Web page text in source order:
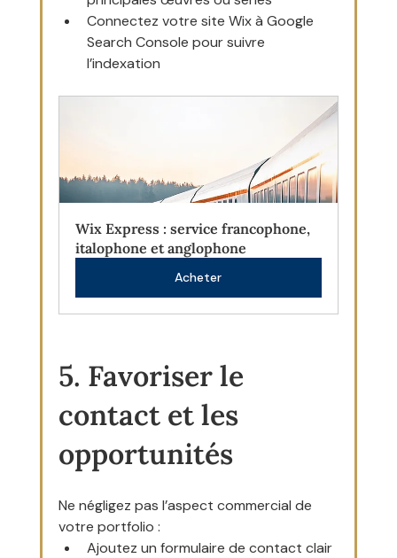
Connectez votre site Wix à Google
Search Console pour suivre
l’indexation
Wix Express : service francophone,
italophone et anglophone
Acheter
5. Favoriser le
contact et les
opportunités
Ne négligez pas l’aspect commercial de
votre portfolio :
Ajoutez un formulaire de contact clair